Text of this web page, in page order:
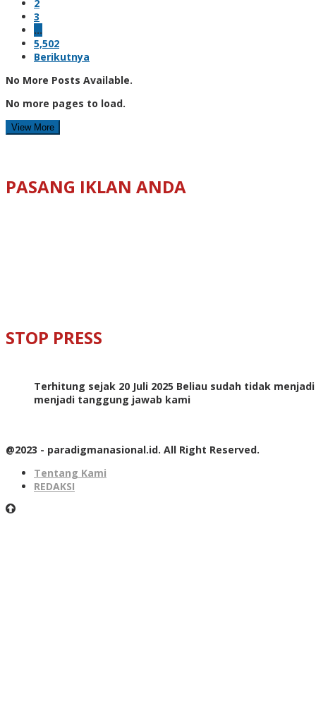
2
3
…
5,502
Berikutnya
No More Posts Available.
No more pages to load.
View More
PASANG IKLAN ANDA
STOP PRESS
Terhitung sejak 20 Juli 2025 Beliau sudah tidak
menjadi tanggung jawab kami
@2023 - paradigmanasional.id. All Right Reserved.
Tentang Kami
REDAKSI